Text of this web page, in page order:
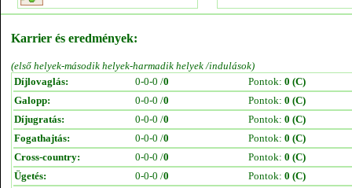
Karrier és eredmények:
(első helyek-második helyek-harmadik helyek /indulások)
Díjlovaglás:
0-0-0 /0 Pontok: 0 (C)
Galopp:
0-0-0 /0 Pontok: 0 (C)
Díjugratás:
0-0-0 /0 Pontok: 0 (C)
Fogathajtás:
0-0-0 /0 Pontok: 0 (C)
Cross-country:
0-0-0 /0 Pontok: 0 (C)
Ügetés:
0-0-0 /0 Pontok: 0 (C)